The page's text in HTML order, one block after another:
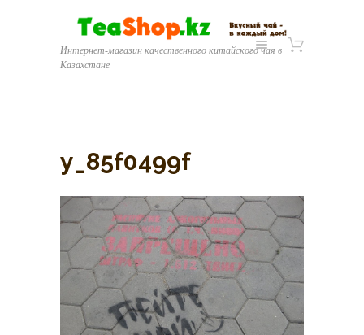
Интернет-магазин качественного китайского чая в
Казахстане
y_85f0499f